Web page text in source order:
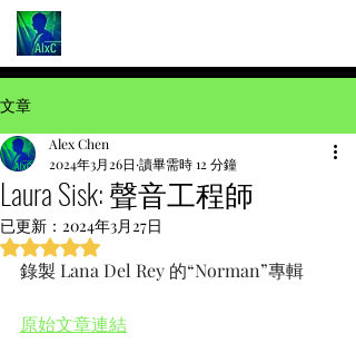
文章
Laura Sisk: 聲音工程師
Alex Chen
2024年3月26日 讀畢需時 12 分鐘
已更新： 2024年3月27日
評等為 NaN（最高為 5 顆星）。
錄製 Lana Del Rey 的“Norman”專輯
原始文章連結